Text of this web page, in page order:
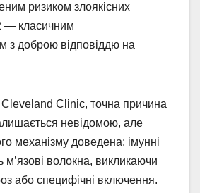
ризиком злоякісних
— класичним
з доброю відповіддю на
Cleveland Clinic, точна причина
невідомою, але
механізму доведена: імунні
м’язові волокна, викликаючи
або специфічні включення.